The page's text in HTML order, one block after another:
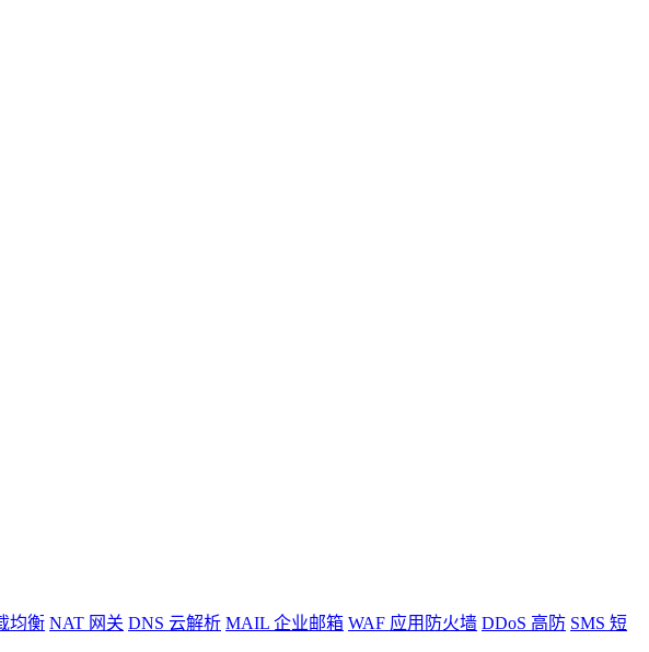
均衡 NAT 网关 DNS 云解析 MAIL 企业邮箱 WAF 应用防火墙 DDoS 高防 SMS 短